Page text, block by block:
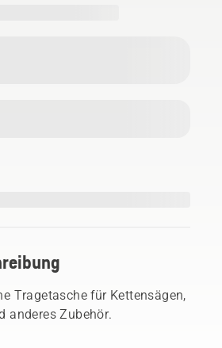
Tragetasche für Kettensägen,
anderes Zubehör.